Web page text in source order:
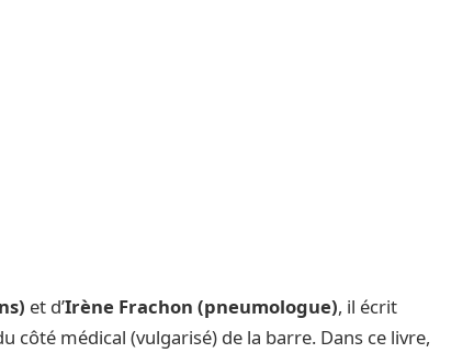
et d’Irène Frachon (pneumologue), il écrit
côté médical (vulgarisé) de la barre. Dans ce livre,